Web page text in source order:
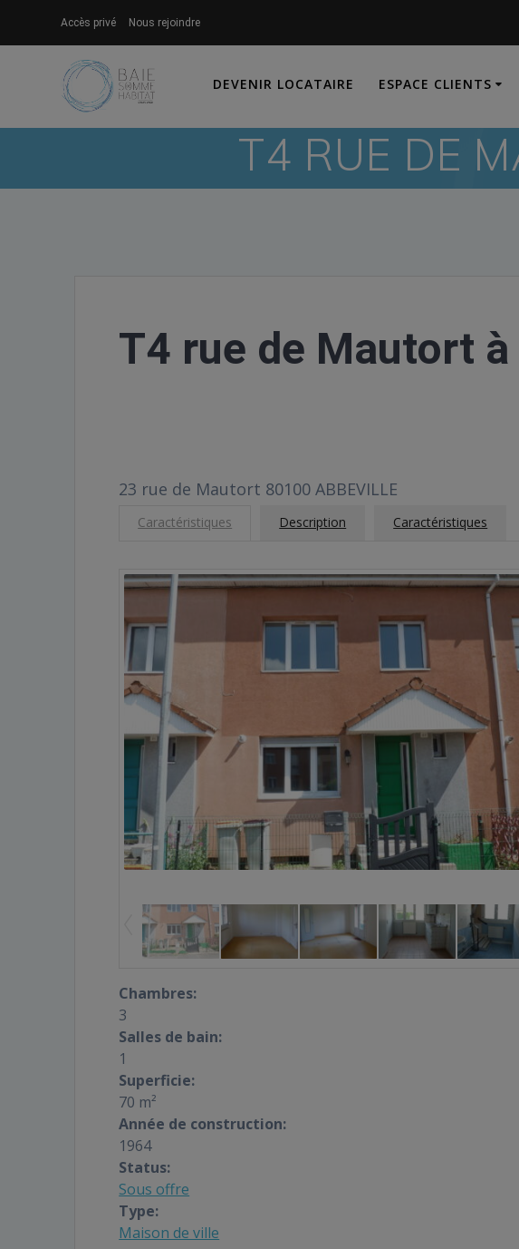
Accès privé Nous rejoindre
DEVENIR LOCATAIRE ESPACE CLIENTS
T4 RUE DE
T4 rue de Mautort
23 rue de Mautort 80100 ABBEVILLE
Caractéristiques Description Caractéristiques
Chambres:
3
Salles de bain:
1
Superficie:
70 m²
Année de construction:
1964
Status:
Sous offre
Type:
Maison de ville